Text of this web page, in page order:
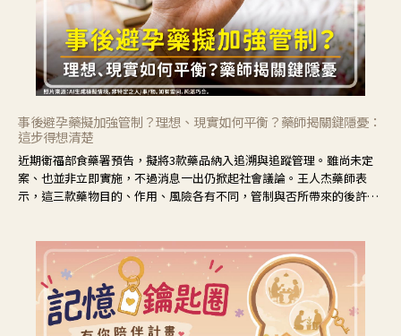
事後避孕藥擬加強管制？理想、現實如何平衡？藥師揭關鍵隱憂：
這步得想清楚
近期衛福部食藥署預告，擬將3款藥品納入追溯與追蹤管理。雖尚未定
案、也並非立即實施，不過消息一出仍掀起社會議論。王人杰藥師表
示，這三款藥物目的、作用、風險各有不同，管制與否所帶來的後許影